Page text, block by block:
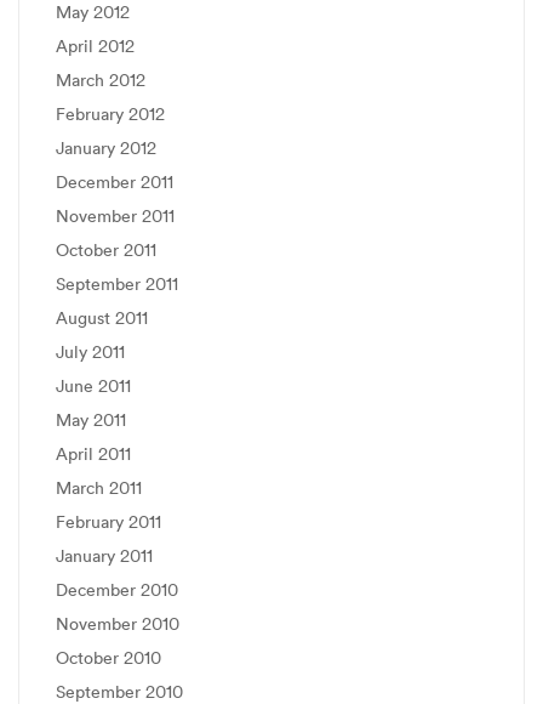
May 2012
April 2012
March 2012
February 2012
January 2012
December 2011
November 2011
October 2011
September 2011
August 2011
July 2011
June 2011
May 2011
April 2011
March 2011
February 2011
January 2011
December 2010
November 2010
October 2010
September 2010